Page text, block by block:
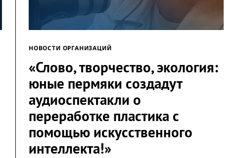
НОВОСТИ ОРГАНИЗАЦИЙ
«Слово, творчество, экология:
юные пермяки создадут
аудиоспектакли о
переработке пластика с
помощью искусственного
интеллекта!»